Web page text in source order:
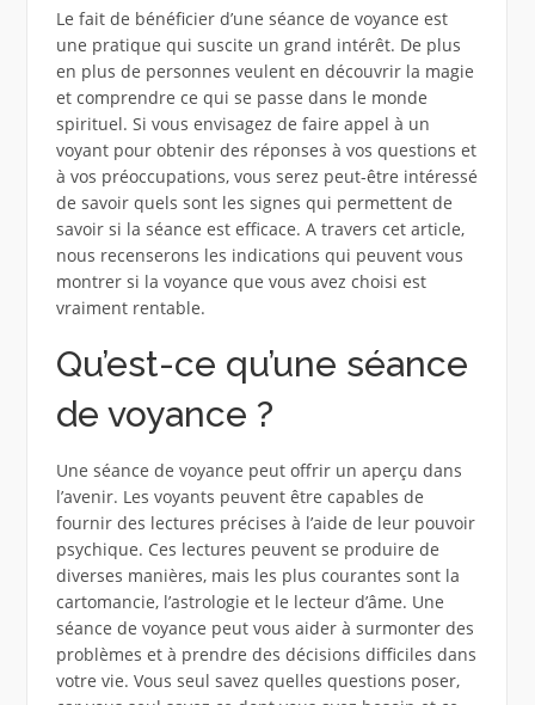
Le fait de bénéficier d’une séance de voyance est
une pratique qui suscite un grand intérêt. De plus
en plus de personnes veulent en découvrir la magie
et comprendre ce qui se passe dans le monde
spirituel. Si vous envisagez de faire appel à un
voyant pour obtenir des réponses à vos questions et
à vos préoccupations, vous serez peut-être intéressé
de savoir quels sont les signes qui permettent de
savoir si la séance est efficace. A travers cet article,
nous recenserons les indications qui peuvent vous
montrer si la voyance que vous avez choisi est
vraiment rentable.
Qu’est-ce qu’une séance
de voyance ?
Une séance de voyance peut offrir un aperçu dans
l’avenir. Les voyants peuvent être capables de
fournir des lectures précises à l’aide de leur pouvoir
psychique. Ces lectures peuvent se produire de
diverses manières, mais les plus courantes sont la
cartomancie, l’astrologie et le lecteur d’âme. Une
séance de voyance peut vous aider à surmonter des
problèmes et à prendre des décisions difficiles dans
votre vie. Vous seul savez quelles questions poser,